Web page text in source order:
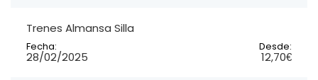
Trenes Almansa Silla
Fecha:
28/02/2025
Desde:
12,70€